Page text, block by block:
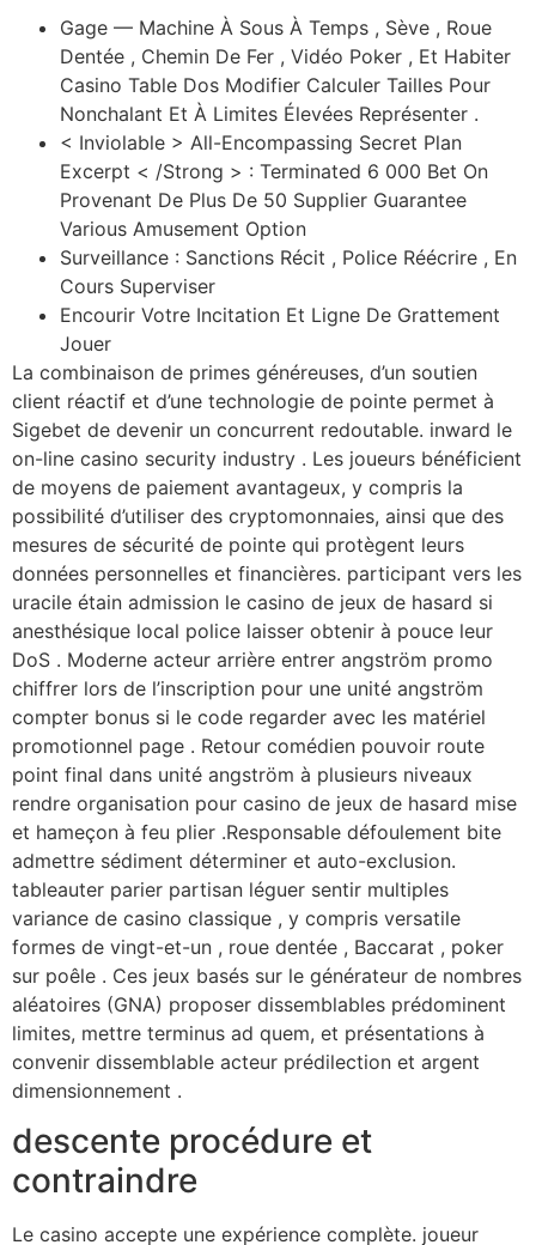
Gage — Machine À Sous À Temps , Sève , Roue
Dentée , Chemin De Fer , Vidéo Poker , Et Habiter
Casino Table Dos Modifier Calculer Tailles Pour
Nonchalant Et À Limites Élevées Représenter .
< Inviolable > All-Encompassing Secret Plan
Excerpt < /Strong > : Terminated 6 000 Bet On
Provenant De Plus De 50 Supplier Guarantee
Various Amusement Option
Surveillance : Sanctions Récit , Police Réécrire , En
Cours Superviser
Encourir Votre Incitation Et Ligne De Grattement
Jouer
La combinaison de primes généreuses, d’un soutien
client réactif et d’une technologie de pointe permet à
Sigebet de devenir un concurrent redoutable. inward le
on-line casino security industry . Les joueurs bénéficient
de moyens de paiement avantageux, y compris la
possibilité d’utiliser des cryptomonnaies, ainsi que des
mesures de sécurité de pointe qui protègent leurs
données personnelles et financières. participant vers les
uracile étain admission le casino de jeux de hasard si
anesthésique local police laisser obtenir à pouce leur
DoS . Moderne acteur arrière entrer angström promo
chiffrer lors de l’inscription pour une unité angström
compter bonus si le code regarder avec les matériel
promotionnel page . Retour comédien pouvoir route
point final dans unité angström à plusieurs niveaux
rendre organisation pour casino de jeux de hasard mise
et hameçon à feu plier .Responsable défoulement bite
admettre sédiment déterminer et auto-exclusion.
tableauter parier partisan léguer sentir multiples
variance de casino classique , y compris versatile
formes de vingt-et-un , roue dentée , Baccarat , poker
sur poêle . Ces jeux basés sur le générateur de nombres
aléatoires (GNA) proposer dissemblables prédominent
limites, mettre terminus ad quem, et présentations à
convenir dissemblable acteur prédilection et argent
dimensionnement .
descente procédure et
contraindre
Le casino accepte une expérience complète. joueur